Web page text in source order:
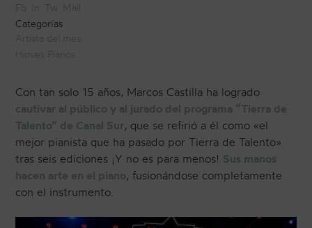
CONTACTO
NEWSLETTER
Fb
In Tw
Mail
Categorías
Artista del mes
Hinves Pianos
Con tan solo 15 años, Marcos Castilla ha logrado
cautivar al público y al jurado del programa “Tierra de
Talento” de Canal Sur, que se refirió a él como «el
mejor pianista que ha pasado por Tierra de Talento»
tras seis ediciones ¡Y no es para menos! Sus manos
hacen arte en el piano, fusionándose completamente
con el instrumento.